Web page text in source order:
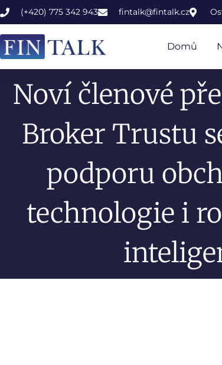
(+420) 775 342 943 fintalk@fintalk.cz
Domů
Noví členové
Broker Trustu
podporu
technologie i